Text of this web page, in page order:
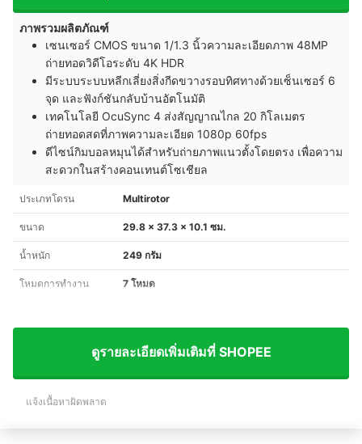
ภาพรวมผลิตภัณฑ์
เซนเซอร์ CMOS ขนาด 1/1.3 นิ้วความละเอียดภาพ 48MP
ถ่ายทอดวิดีโอระดับ 4K HDR
มีระบบระบบหลีกเลี่ยงสิ่งกีดขวางรอบทิศทางด้วยเซ็นเซอร์ 6
จุด และฟังก์ชันกลับบ้านอัตโนมัติ
เทคโนโลยี OcuSync 4 ส่งสัญญาณไกล 20 กิโลเมตร
ถ่ายทอดสดที่ภาพความละเอียด 1080p 60fps
ดีไซน์กิมบอลหมุนได้สำหรับถ่ายภาพแนวตั้งโดยตรง เพื่อความ
สะดวกในสร้างคอนเทนต์โซเชียล
ประเภทโดรน Multirotor
ขนาด 29.8 x 37.3 x 10.1 ซม.
น้ำหนัก 249 กรัม
โหมดการทำงาน 7 โหมด
ดูรายละเอียดเพิ่มเติมที่ SHOPEE
แจ้งเนื้อหาผิดพลาด